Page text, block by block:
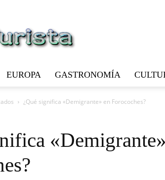
Turista
EUROPA GASTRONOMÍA
¿Qué significa «Demigrante» en Forocoches?